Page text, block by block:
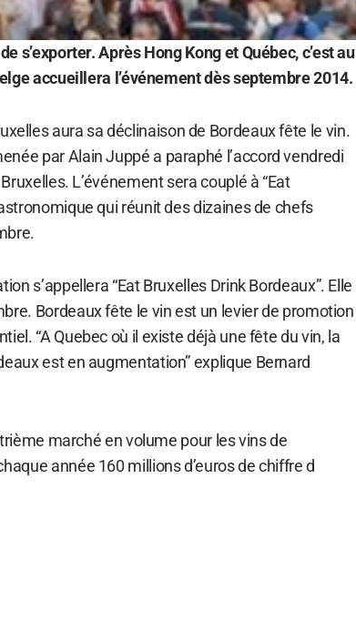
s’exporter. Après Hong Kong et Québec, c’est au
accueillera l’événement dès septembre 2014.
aura sa déclinaison de Bordeaux fête le vin.
par Alain Juppé a paraphé l’accord vendredi
L’événement sera couplé à “Eat
qui réunit des dizaines de chefs
s’appellera “Eat Bruxelles Drink Bordeaux”. Elle
Bordeaux fête le vin est un levier de promotion
“A Quebec où il existe déjà une fête du vin, la
est en augmentation” explique Bernard
marché en volume pour les vins de
année 160 millions d’euros de chiffre d